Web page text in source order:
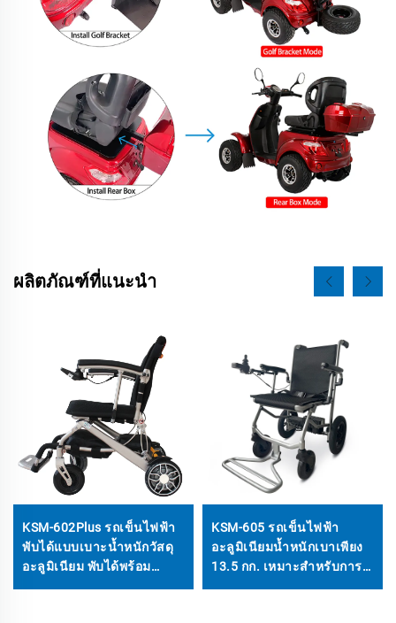
ผลิตภัณฑ์ที่แนะนำ
KSM-602Plus รถเข็นไฟฟ้า
พับได้แบบเบาะน้ำหนักวัสดุ
อะลูมิเนียม พับได้พร้อม
ฟังก์ชันเอนหลัง
KSM-605 รถเข็นไฟฟ้า
อะลูมิเนียมน้ำหนักเบาเพียง
13.5 กก. เหมาะสำหรับการ
เดินทาง พกพาและพับได้